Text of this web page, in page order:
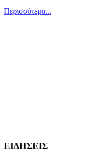
Περισσότερα...
ΕΙΔΗΣΕΙΣ